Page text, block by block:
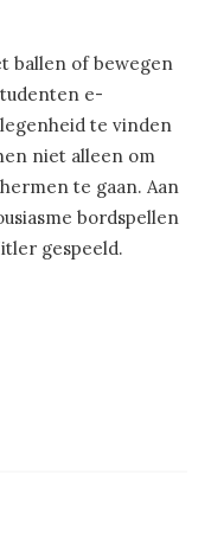
ballen of bewegen
e-
te vinden
niet alleen om
te gaan. Aan
bordspellen
gespeeld.